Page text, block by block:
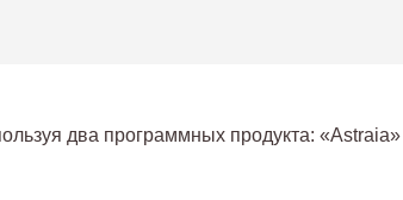
два программных продукта: